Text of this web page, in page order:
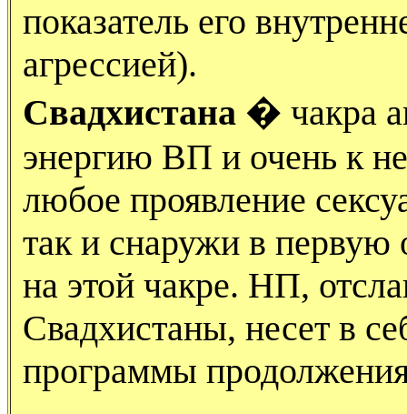
показатель его
агрессией).
Свадхистана � чакра
энергию ВП и очень к
любое проявление
так и снаружи в первую
на этой чакре. НП,
Свадхистаны, несет в
программы